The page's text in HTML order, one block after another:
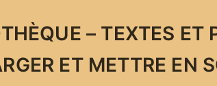
– TEXTES ET
ET METTRE EN